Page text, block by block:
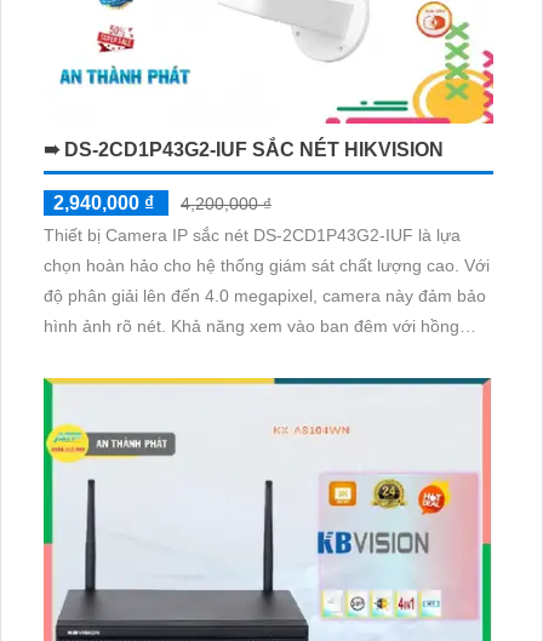
➠ DS-2CD1P43G2-IUF SẮC NÉT HIKVISION
2,940,000 ₫
4,200,000 ₫
Thiết bị Camera IP sắc nét DS-2CD1P43G2-IUF là lựa
chọn hoàn hảo cho hệ thống giám sát chất lượng cao. Với
độ phân giải lên đến 4.0 megapixel, camera này đảm bảo
hình ảnh rõ nét. Khả năng xem vào ban đêm với hồng